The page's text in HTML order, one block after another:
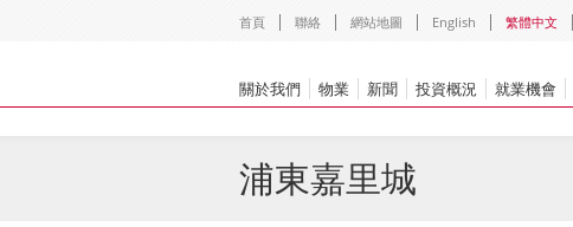
首頁 聯絡 網站地圖 English 繁體中文
關於我們 物業 新聞 投資概況 就業機會
浦東嘉里城